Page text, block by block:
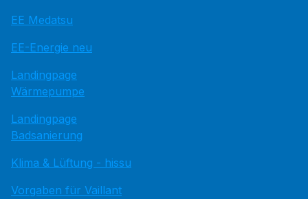
EE Medatsu
EE-Energie neu
Landingpage
Wärmepumpe
Landingpage
Badsanierung
Klima & Lüftung - hissu
Vorgaben für Vaillant